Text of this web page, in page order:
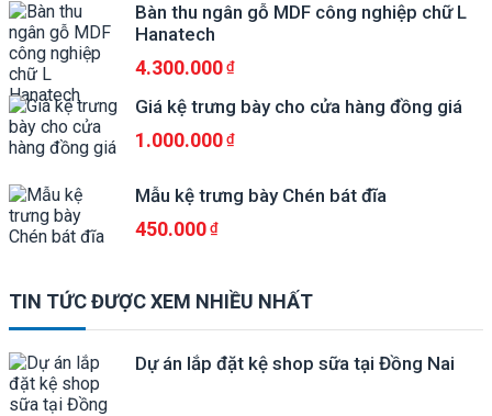
Bàn thu ngân gỗ MDF công nghiệp chữ L
Hanatech
4.300.000
Giá kệ trưng bày cho cửa hàng đồng giá
1.000.000
Mẫu kệ trưng bày Chén bát đĩa
450.000
TIN TỨC ĐƯỢC XEM NHIỀU NHẤT
Dự án lắp đặt kệ shop sữa tại Đồng Nai